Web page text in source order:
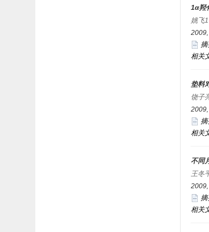
1α羟
姚飞
相关
垫料
饶子
相关
不同
王冬
相关